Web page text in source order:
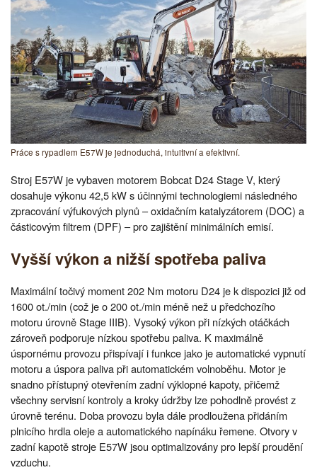
Práce s rypadlem E57W je jednoduchá, intuitivní a efektivní.
Stroj E57W je vybaven motorem Bobcat D24 Stage V, který
dosahuje výkonu 42,5 kW s účinnými technologiemi následného
zpracování výfukových plynů – oxidačním katalyzátorem (DOC) a
částicovým filtrem (DPF) – pro zajištění minimálních emisí.
Vyšší výkon a nižší spotřeba paliva
Maximální točivý moment 202 Nm motoru D24 je k dispozici již od
1600 ot./min (což je o 200 ot./min méně než u předchozího
motoru úrovně Stage IIIB). Vysoký výkon při nízkých otáčkách
zároveň podporuje nízkou spotřebu paliva. K maximálně
úspornému provozu přispívají i funkce jako je automatické vypnutí
motoru a úspora paliva při automatickém volnoběhu. Motor je
snadno přístupný otevřením zadní výklopné kapoty, přičemž
všechny servisní kontroly a kroky údržby lze pohodlně provést z
úrovně terénu. Doba provozu byla dále prodloužena přidáním
plnicího hrdla oleje a automatického napínáku řemene. Otvory v
zadní kapotě stroje E57W jsou optimalizovány pro lepší proudění
vzduchu.